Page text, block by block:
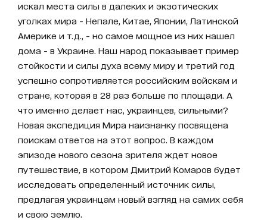
искал места силы в далеких и экзотических
уголках мира - Непале, Китае, Японии, Латинской
Америке и т.д., - но самое мощное из них нашел
дома - в Украине. Наш народ показывает пример
стойкости и силы духа всему миру и третий год
успешно сопротивляется российским войскам и
стране, которая в 28 раз больше по площади. А
что именно делает нас, украинцев, сильными?
Новая экспедиция Мира наизнанку посвящена
поискам ответов на этот вопрос. В каждом
эпизоде нового сезона зрителя ждет новое
путешествие, в котором Дмитрий Комаров будет
исследовать определенный источник силы,
предлагая украинцам новый взгляд на самих себя
и свою землю.